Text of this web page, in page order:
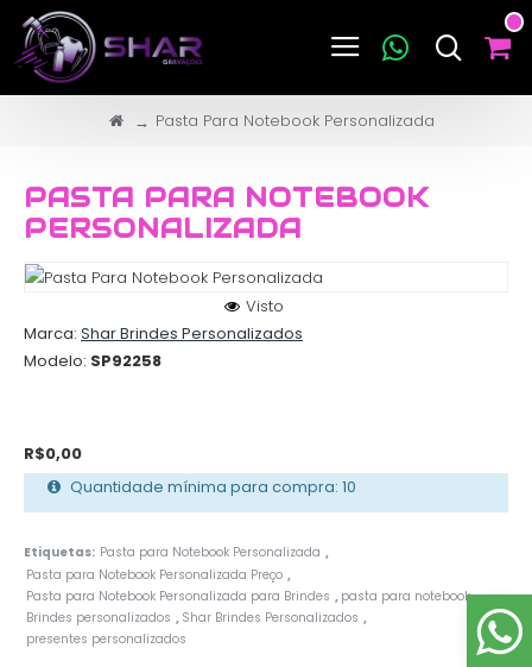
Pasta Para Notebook Personalizada
PASTA PARA NOTEBOOK
PERSONALIZADA
Marca: Shar Brindes Personalizados
Modelo: SP92258
Visto
R$0,00
Quantidade mínima para compra: 10
Etiquetas: Pasta para Notebook Personalizada ,
Pasta para Notebook Personalizada Preço ,
Pasta para Notebook Personalizada para Brindes , pasta para notebook ,
Brindes personalizados , Shar Brindes Personalizados ,
presentes personalizados